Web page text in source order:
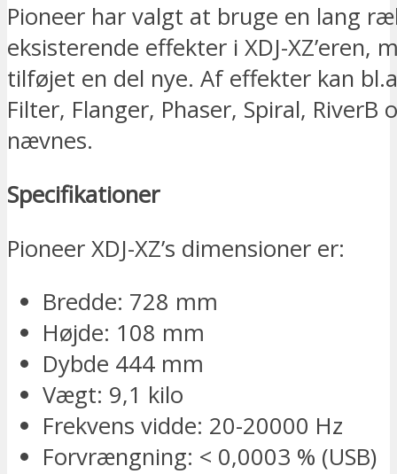
Pioneer har valgt at bruge en lang
eksisterende effekter i XDJ-XZ’eren,
tilføjet en del nye. Af effekter kan
Filter, Flanger, Phaser, Spiral, RiverB
nævnes.
Specifikationer
Pioneer XDJ-XZ’s dimensioner er:
Bredde: 728 mm
Højde: 108 mm
Dybde 444 mm
Vægt: 9,1 kilo
Frekvens vidde: 20-20000 Hz
Forvrængning: < 0,0003 % (USB)